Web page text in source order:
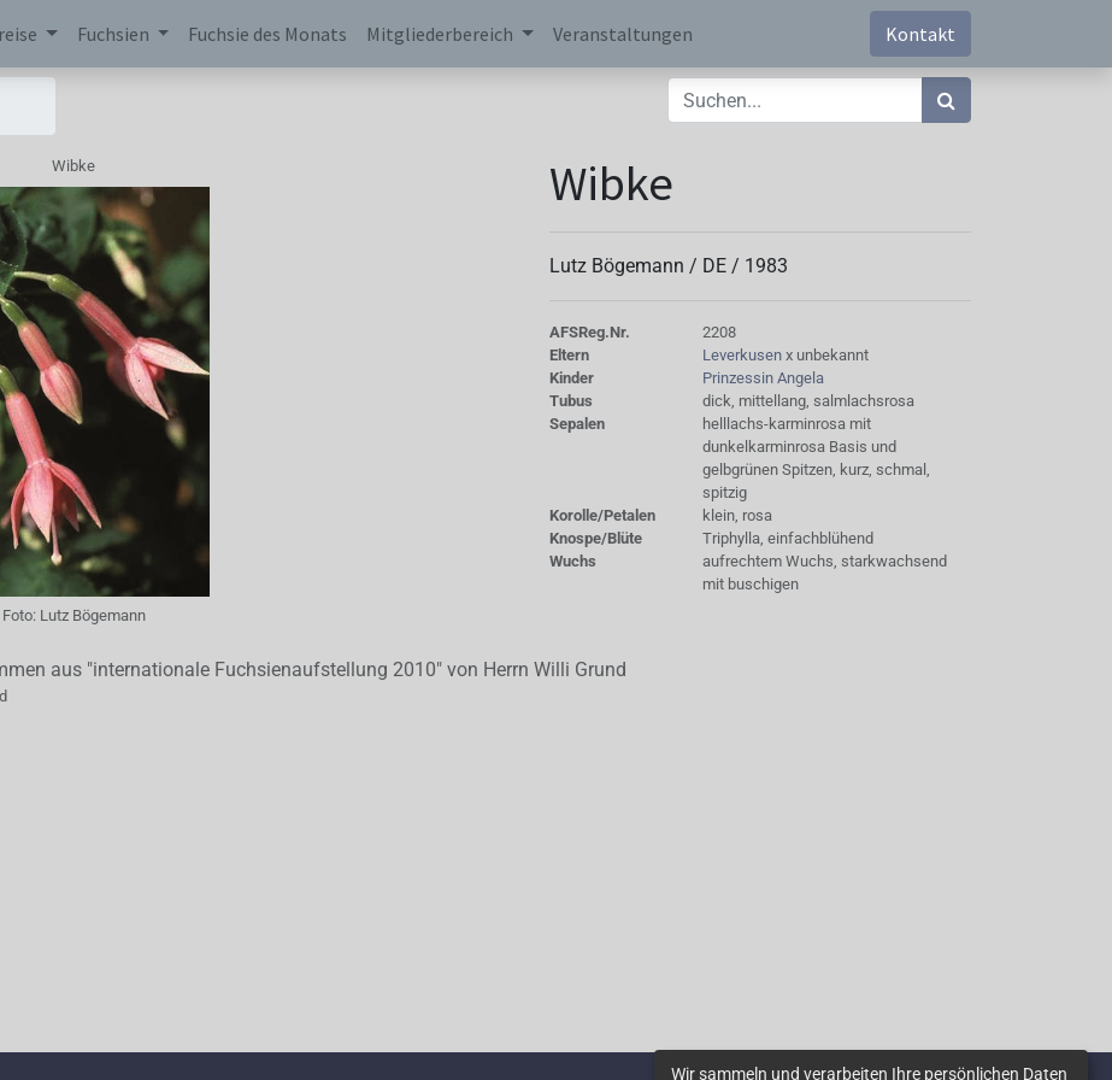
Fuchsien Fuchsie des Monats Mitgliederbereich Veranstaltungen Kontakt
Wibke
Foto: Lutz Bögemann
Wibke
Lutz Bögemann / DE / 1983
AFSReg.Nr.
2208
Eltern
Leverkusen x unbekannt
Kinder
Prinzessin Angela
Tubus
dick, mittellang, salmlachsrosa
Sepalen
helllachs-karminrosa mit
dunkelkarminrosa Basis und
gelbgrünen Spitzen, kurz, schmal,
spitzig
Korolle/Petalen
klein, rosa
Knospe/Blüte
Triphylla, einfachblühend
Wuchs
aufrechtem Wuchs, starkwachsend
mit buschigen
aus "internationale Fuchsienaufstellung 2010" von Herrn Willi Grund
Wir sammeln und verarbeiten Ihre persönlichen Daten